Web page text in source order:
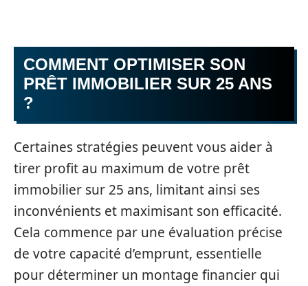
COMMENT OPTIMISER SON
PRÊT IMMOBILIER SUR 25 ANS
?
Certaines stratégies peuvent vous aider à
tirer profit au maximum de votre prêt
immobilier sur 25 ans, limitant ainsi ses
inconvénients et maximisant son efficacité.
Cela commence par une évaluation précise
de votre capacité d’emprunt, essentielle
pour déterminer un montage financier qui